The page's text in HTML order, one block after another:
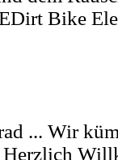
Bike
... Wir
Herzlich